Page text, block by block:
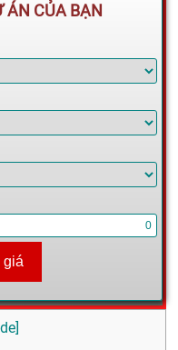
ÁN CỦA BẠN
]